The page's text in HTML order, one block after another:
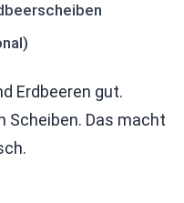
Erdbeeren gut.
Scheiben. Das macht